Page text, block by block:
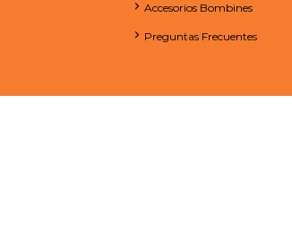
Accesorios Bombines
Preguntas Frecuentes